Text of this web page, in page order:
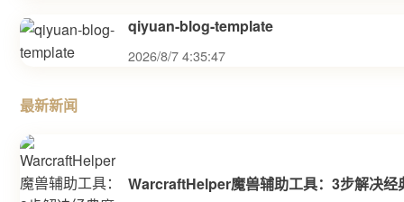
qiyuan-blog-template
2026/8/7 4:35:47
最新新闻
WarcraftHelper魔兽辅助工具：3步解决